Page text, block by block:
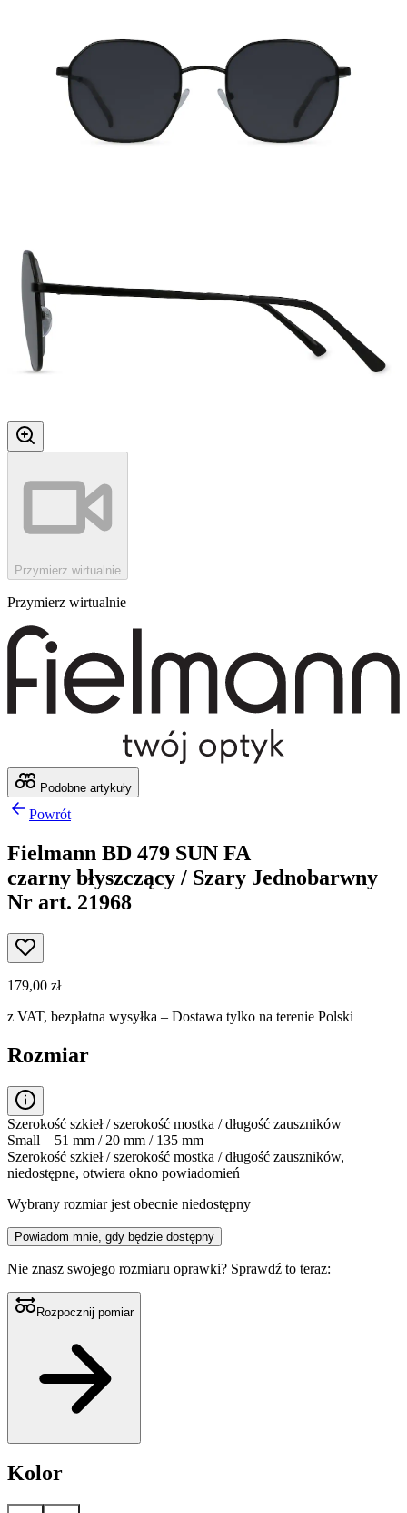
Przymierz wirtualnie
Przymierz wirtualnie
Podobne artykuły
Powrót
Fielmann BD 479 SUN FA
czarny błyszczący / Szary Jednobarwny
Nr art. 21968
179,00 zł
z VAT, bezpłatna wysyłka – Dostawa tylko na terenie Polski
Rozmiar
Szerokość szkieł / szerokość mostka / długość zauszników
Small – 51 mm / 20 mm / 135 mm
Szerokość szkieł / szerokość mostka / długość zauszników,
niedostępne, otwiera okno powiadomień
Wybrany rozmiar jest obecnie niedostępny
Powiadom mnie, gdy będzie dostępny
Nie znasz swojego rozmiaru oprawki? Sprawdź to teraz:
Rozpocznij pomiar
Kolor